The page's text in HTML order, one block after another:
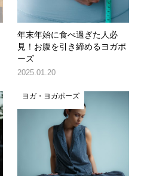
年末年始に食べ過ぎた人必
見！お腹を引き締めるヨガポ
ーズ
2025.01.20
ヨガ・ヨガポーズ